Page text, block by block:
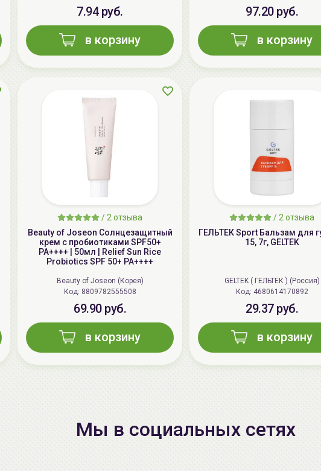
7.94 руб.
в корзину
97.20 руб.
в корзину
/2 отзыва
Beauty of Joseon Солнцезащитный
крем с пробиотиками SPF50+
PA++++ | 50мл | Relief Sun Rice
Probiotics SPF 50+ PA++++
Beauty of Joseon (Корея)
Код: 8809782555508
69.90 руб.
в корзину
/2 отзыва
ГЕЛЬТЕК Sport Бальзам для
15, 7г, GELTEK
GELTEK ( ГЕЛЬТЕК ) (Россия)
Код: 4680614170892
29.37 руб.
в корзину
Мы в социальных сетях